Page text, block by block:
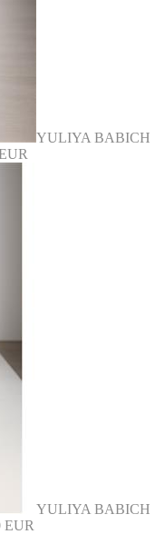
YULIYA BABICH
YULIYA BABICH
EUR